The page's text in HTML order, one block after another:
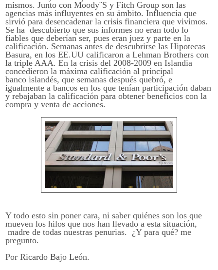
mismos. Junto con Moody¨S y Fitch Group son las
agencias más influyentes en su ámbito. Influencia que
sirvió para desencadenar la crisis financiera que vivimos.
Se ha descubierto que sus informes no eran todo lo
fiables que deberían ser, pues eran juez y parte en la
calificación. Semanas antes de descubrirse las Hipotecas
Basura, en los EE.UU calificaron a Lehman Brothers con
la triple AAA. En la crisis del 2008-2009 en Islandia
concedieron la máxima calificación al principal
banco islandés, que semanas después quebró, e
igualmente a bancos en los que tenían participación daban
y rebajaban la calificación para obtener beneficios con la
compra y venta de acciones.
Y todo esto sin poner cara, ni saber quiénes son los que
mueven los hilos que nos han llevado a esta situación,
madre de todas nuestras penurias. ¿Y para qué? me
pregunto.
Por Ricardo Bajo León.